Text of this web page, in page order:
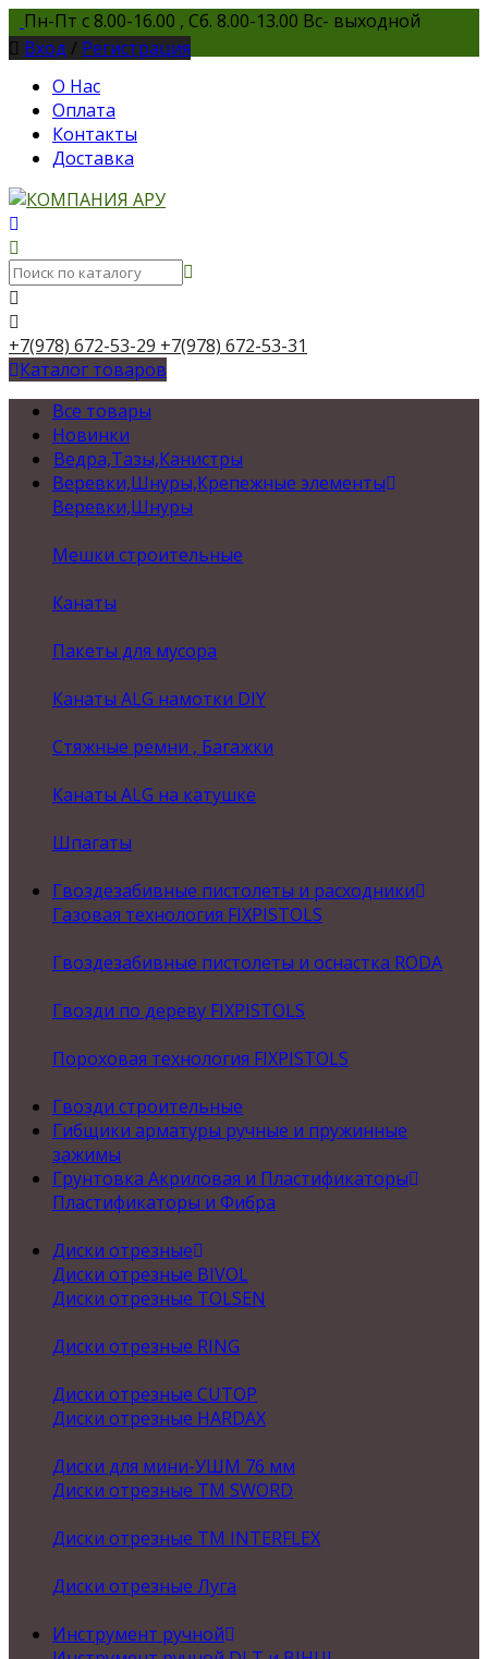
Пн-Пт с 8.00-16.00 , Сб. 8.00-13.00 Вс- выходной
Вход / Регистрация
О Нас
Оплата
Контакты
Доставка
+7(978) 672-53-29 +7(978) 672-53-31
Каталог товаров
Все товары
Новинки
Ведра,Тазы,Канистры
Веревки,Шнуры,Крепежные элементы
Веревки,Шнуры
Мешки строительные
Канаты
Пакеты для мусора
Канаты ALG намотки DIY
Стяжные ремни , Багажки
Канаты ALG на катушке
Шпагаты
Гвоздезабивные пистолеты и расходники
Газовая технология FIXPISTOLS
Гвоздезабивные пистолеты и оснастка RODA
Гвозди по дереву FIXPISTOLS
Пороховая технология FIXPISTOLS
Гвозди строительные
Гибщики арматуры ручные и пружинные
зажимы
Грунтовка Акриловая и Пластификаторы
Пластификаторы и Фибра
Диски отрезные
Диски отрезные BIVOL
Диски отрезные TOLSEN
Диски отрезные RING
Диски отрезные CUTOP
Диски отрезные HARDAX
Диски для мини-УШМ 76 мм
Диски отрезные ТМ SWORD
Диски отрезные ТМ INTERFLEX
Диски отрезные Луга
Инструмент ручной